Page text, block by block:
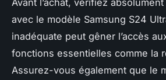
avec le modèle Samsung S24
inadéquate peut gêner l’accès
fonctions essentielles comme la
Assurez-vous également que le